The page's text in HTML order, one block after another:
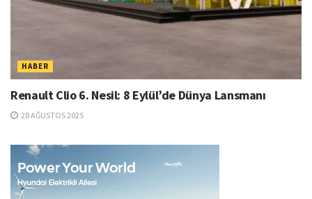
HABER
Renault Clio 6. Nesil: 8 Eylül’de Dünya Lansmanı
28 AĞUSTOS 2025